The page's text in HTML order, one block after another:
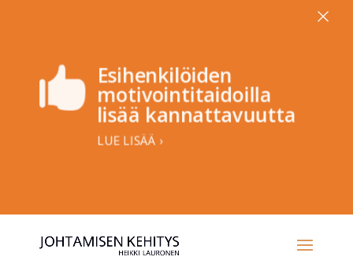
 Esihenkilöiden
motivointitaidoilla
lisää kannattavuutta
LUE LISÄÄ ›
×